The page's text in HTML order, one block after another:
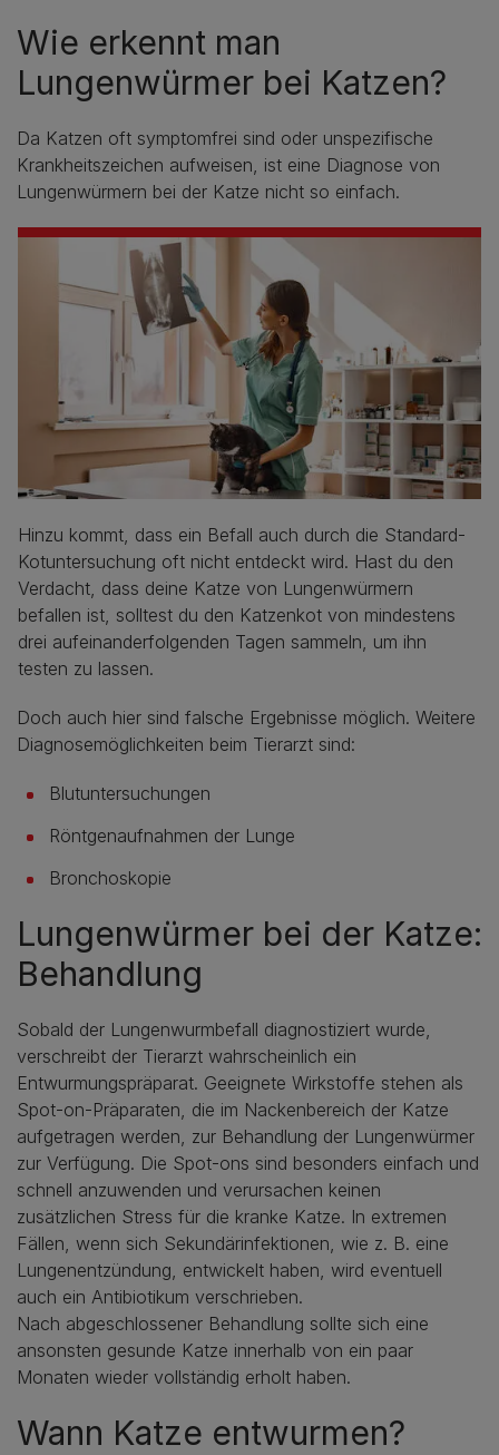
Wie erkennt man
Lungenwürmer bei Katzen?
Da Katzen oft symptomfrei sind oder unspezifische
Krankheitszeichen aufweisen, ist eine Diagnose von
Lungenwürmern bei der Katze nicht so einfach.
Hinzu kommt, dass ein Befall auch durch die Standard-
Kotuntersuchung oft nicht entdeckt wird. Hast du den
Verdacht, dass deine Katze von Lungenwürmern
befallen ist, solltest du den Katzenkot von mindestens
drei aufeinanderfolgenden Tagen sammeln, um ihn
testen zu lassen.
Doch auch hier sind falsche Ergebnisse möglich. Weitere
Diagnosemöglichkeiten beim Tierarzt sind:
Blutuntersuchungen
Röntgenaufnahmen der Lunge
Bronchoskopie
Lungenwürmer bei der Katze:
Behandlung
Sobald der Lungenwurmbefall diagnostiziert wurde,
verschreibt der Tierarzt wahrscheinlich ein
Entwurmungspräparat. Geeignete Wirkstoffe stehen als
Spot-on-Präparaten, die im Nackenbereich der Katze
aufgetragen werden, zur Behandlung der Lungenwürmer
zur Verfügung. Die Spot-ons sind besonders einfach und
schnell anzuwenden und verursachen keinen
zusätzlichen Stress für die kranke Katze. In extremen
Fällen, wenn sich Sekundärinfektionen, wie z. B. eine
Lungenentzündung, entwickelt haben, wird eventuell
auch ein Antibiotikum verschrieben.
Nach abgeschlossener Behandlung sollte sich eine
ansonsten gesunde Katze innerhalb von ein paar
Monaten wieder vollständig erholt haben.
Wann Katze entwurmen?